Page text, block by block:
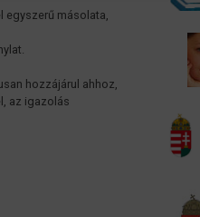
másolata,
hozzájárul ahhoz,
az igazolás